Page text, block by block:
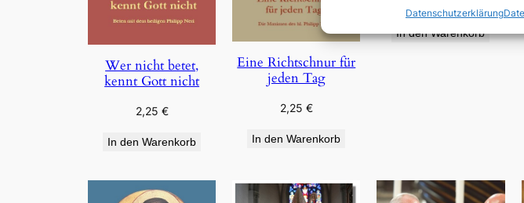
Datenschutzerklärung
Wer nicht betet,
kennt Gott nicht
2,25 €
In den Warenkorb
Eine Richtschnur für
jeden Tag
2,25 €
In den Warenkorb
In den Warenkorb